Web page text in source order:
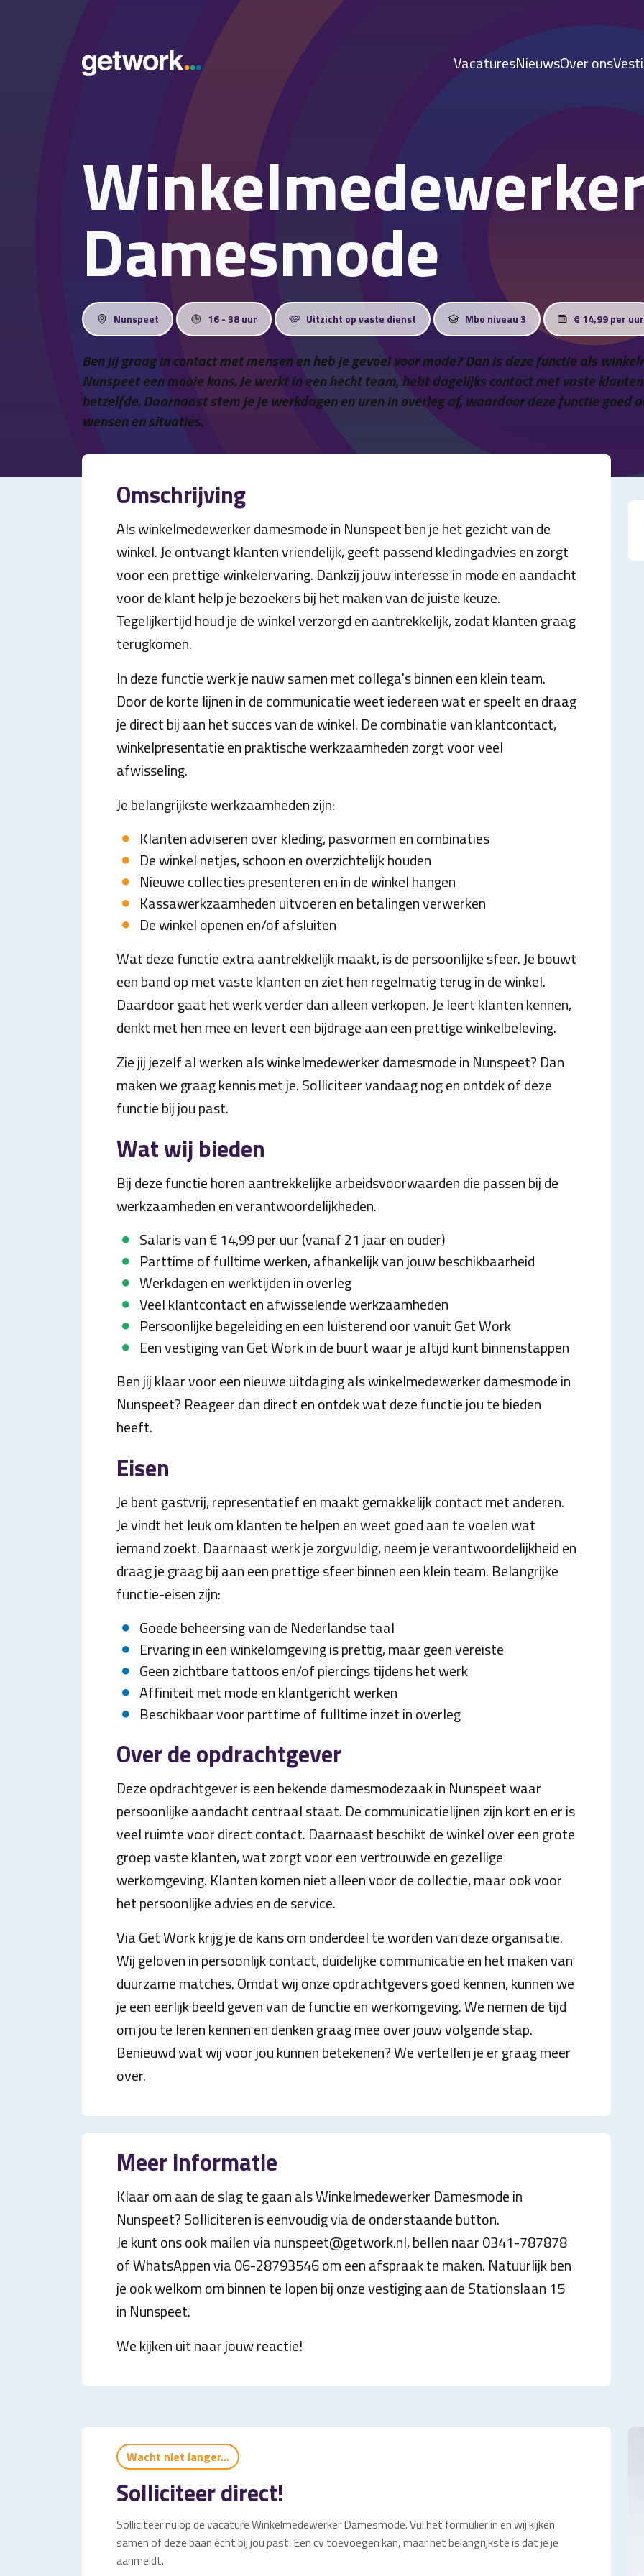
VacaturesNieuwsOver ons
Winkelmedewerker
Damesmode
Nunspeet 16 - 38 uur Uitzicht op vaste dienst Mbo niveau 3 € 14,99 per uur
Ben jij graag in contact met mensen en heb je gevoel voor mode? Dan is deze functie als
Nunspeet een mooie kans. Je werkt in een hecht team, hebt dagelijks contact met vaste
hetzelfde. Daarnaast stem je je werkdagen en uren in overleg af, waardoor deze functie goed
wensen en situaties.
Omschrijving
Als winkelmedewerker damesmode in Nunspeet ben je het gezicht van de
winkel. Je ontvangt klanten vriendelijk, geeft passend kledingadvies en zorgt
voor een prettige winkelervaring. Dankzij jouw interesse in mode en aandacht
voor de klant help je bezoekers bij het maken van de juiste keuze.
Tegelijkertijd houd je de winkel verzorgd en aantrekkelijk, zodat klanten graag
terugkomen.
In deze functie werk je nauw samen met collega's binnen een klein team.
Door de korte lijnen in de communicatie weet iedereen wat er speelt en draag
je direct bij aan het succes van de winkel. De combinatie van klantcontact,
winkelpresentatie en praktische werkzaamheden zorgt voor veel
afwisseling.
Je belangrijkste werkzaamheden zijn:
Klanten adviseren over kleding, pasvormen en combinaties
De winkel netjes, schoon en overzichtelijk houden
Nieuwe collecties presenteren en in de winkel hangen
Kassawerkzaamheden uitvoeren en betalingen verwerken
De winkel openen en/of afsluiten
Wat deze functie extra aantrekkelijk maakt, is de persoonlijke sfeer. Je bouwt
een band op met vaste klanten en ziet hen regelmatig terug in de winkel.
Daardoor gaat het werk verder dan alleen verkopen. Je leert klanten kennen,
denkt met hen mee en levert een bijdrage aan een prettige winkelbeleving.
Zie jij jezelf al werken als winkelmedewerker damesmode in Nunspeet? Dan
maken we graag kennis met je. Solliciteer vandaag nog en ontdek of deze
functie bij jou past.
Wat wij bieden
Bij deze functie horen aantrekkelijke arbeidsvoorwaarden die passen bij de
werkzaamheden en verantwoordelijkheden.
Salaris van € 14,99 per uur (vanaf 21 jaar en ouder)
Parttime of fulltime werken, afhankelijk van jouw beschikbaarheid
Werkdagen en werktijden in overleg
Veel klantcontact en afwisselende werkzaamheden
Persoonlijke begeleiding en een luisterend oor vanuit Get Work
Een vestiging van Get Work in de buurt waar je altijd kunt binnenstappen
Ben jij klaar voor een nieuwe uitdaging als winkelmedewerker damesmode in
Nunspeet? Reageer dan direct en ontdek wat deze functie jou te bieden
heeft.
Eisen
Je bent gastvrij, representatief en maakt gemakkelijk contact met anderen.
Je vindt het leuk om klanten te helpen en weet goed aan te voelen wat
iemand zoekt. Daarnaast werk je zorgvuldig, neem je verantwoordelijkheid en
draag je graag bij aan een prettige sfeer binnen een klein team. Belangrijke
functie-eisen zijn:
Goede beheersing van de Nederlandse taal
Ervaring in een winkelomgeving is prettig, maar geen vereiste
Geen zichtbare tattoos en/of piercings tijdens het werk
Affiniteit met mode en klantgericht werken
Beschikbaar voor parttime of fulltime inzet in overleg
Over de opdrachtgever
Deze opdrachtgever is een bekende damesmodezaak in Nunspeet waar
persoonlijke aandacht centraal staat. De communicatielijnen zijn kort en er is
veel ruimte voor direct contact. Daarnaast beschikt de winkel over een grote
groep vaste klanten, wat zorgt voor een vertrouwde en gezellige
werkomgeving. Klanten komen niet alleen voor de collectie, maar ook voor
het persoonlijke advies en de service.
Via Get Work krijg je de kans om onderdeel te worden van deze organisatie.
Wij geloven in persoonlijk contact, duidelijke communicatie en het maken van
duurzame matches. Omdat wij onze opdrachtgevers goed kennen, kunnen we
je een eerlijk beeld geven van de functie en werkomgeving. We nemen de tijd
om jou te leren kennen en denken graag mee over jouw volgende stap.
Benieuwd wat wij voor jou kunnen betekenen? We vertellen je er graag meer
over.
Meer informatie
Klaar om aan de slag te gaan als Winkelmedewerker Damesmode in
Nunspeet? Solliciteren is eenvoudig via de onderstaande button.
Je kunt ons ook mailen via nunspeet@getwork.nl, bellen naar 0341-787878
of WhatsAppen via 06-28793546 om een afspraak te maken. Natuurlijk ben
je ook welkom om binnen te lopen bij onze vestiging aan de Stationslaan 15
in Nunspeet.
We kijken uit naar jouw reactie!
Wacht niet langer...
Solliciteer direct!
Solliciteer nu op de vacature Winkelmedewerker Damesmode. Vul het formulier in en wij kijken
samen of deze baan écht bij jou past. Een cv toevoegen kan, maar het belangrijkste is dat je je
aanmeldt.